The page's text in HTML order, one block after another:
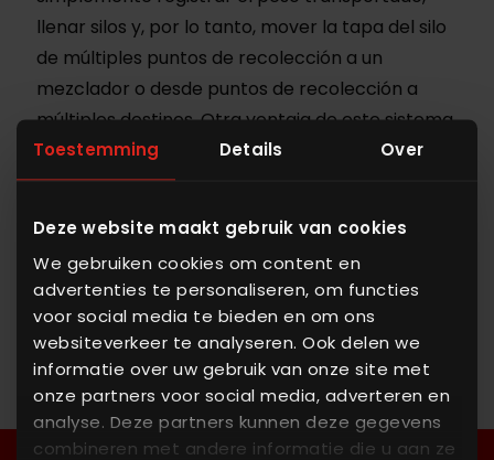
Toestemming Details Over
Deze website maakt gebruik van cookies
We gebruiken cookies om content en
advertenties te personaliseren, om functies
voor social media te bieden en om ons
websiteverkeer te analyseren. Ook delen we
informatie over uw gebruik van onze site met
onze partners voor social media, adverteren en
analyse. Deze partners kunnen deze gegevens
combineren met andere informatie die u aan ze
llenar silos y, por lo tanto, mover la tapa del silo
de múltiples puntos de recolección a un
mezclador o desde puntos de recolección a
múltiples destinos. Otra ventaja de este sistema
de transferencia limpio móvil es la
extensibilidad. Mediante el uso del software de
configurar el sistema para los fines anteriores o
expandirse a múltiples destinos.